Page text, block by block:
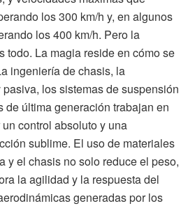
los 300 km/h y, en algunos
los 400 km/h. Pero la
todo. La magia reside en cómo se
ingeniería de chasis, la
los sistemas de suspensión
de última generación trabajan en
control absoluto y una
sublime. El uso de materiales
y el chasis no solo reduce el peso,
la agilidad y la respuesta del
generadas por los